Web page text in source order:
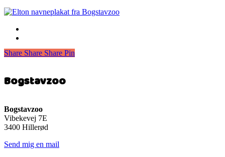
Share
Share Share Share Pin
Bogstavzoo
Bogstavzoo
Vibekevej 7E
3400 Hillerød
Send mig en mail